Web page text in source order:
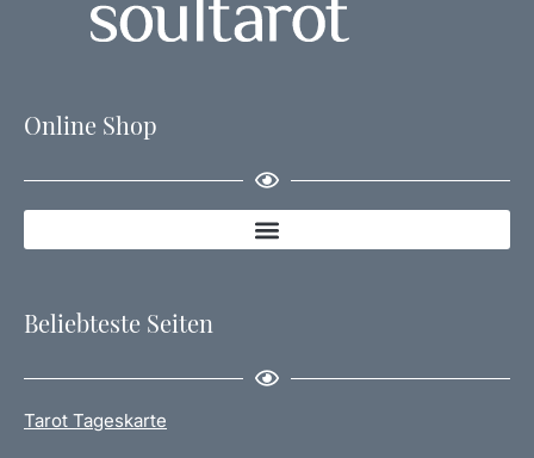
Online Shop
Beliebteste Seiten
Tarot Tageskarte